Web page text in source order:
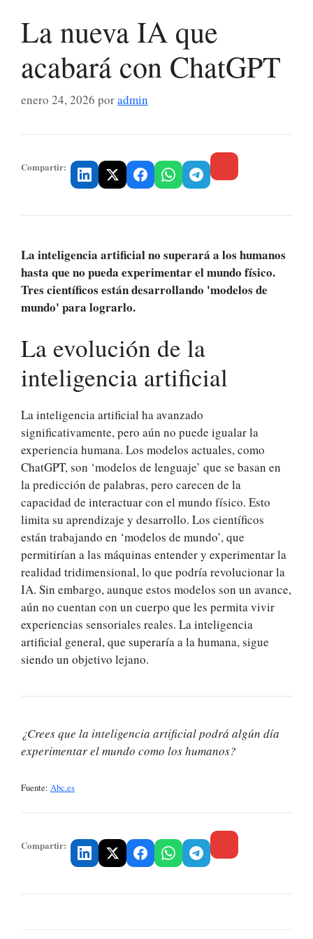
La nueva IA que
acabará con ChatGPT
enero 24, 2026 poradmin
Compartir:
La inteligencia artificial no superará a los humanos
hasta que no pueda experimentar el mundo físico.
Tres científicos están desarrollando 'modelos de
mundo' para lograrlo.
La evolución de la
inteligencia artificial
La inteligencia artificial ha avanzado
significativamente, pero aún no puede igualar la
experiencia humana. Los modelos actuales, como
ChatGPT, son ‘modelos de lenguaje’ que se basan en
la predicción de palabras, pero carecen de la
capacidad de interactuar con el mundo físico. Esto
limita su aprendizaje y desarrollo. Los científicos
están trabajando en ‘modelos de mundo’, que
permitirían a las máquinas entender y experimentar la
realidad tridimensional, lo que podría revolucionar la
IA. Sin embargo, aunque estos modelos son un avance,
aún no cuentan con un cuerpo que les permita vivir
experiencias sensoriales reales. La inteligencia
artificial general, que superaría a la humana, sigue
siendo un objetivo lejano.
¿Crees que la inteligencia artificial podrá algún día
experimentar el mundo como los humanos?
Fuente: Abc.es
Compartir: